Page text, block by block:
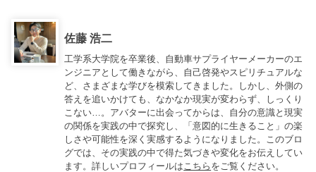
佐藤 浩二
工学系大学院を卒業後、自動車サプライヤーメーカーのエ
ンジニアとして働きながら、自己啓発やスピリチュアルな
ど、さまざまな学びを模索してきました。しかし、外側の
答えを追いかけても、なかなか現実が変わらず、しっくり
こない…。アバターに出会ってからは、自分の意識と現実
の関係を実践の中で探究し、「意図的に生きること」の楽
しさや可能性を深く実感するようになりました。このブロ
グでは、その実践の中で得た気づきや変化をお伝えしてい
ます。詳しいプロフィールは こちら をご覧ください。